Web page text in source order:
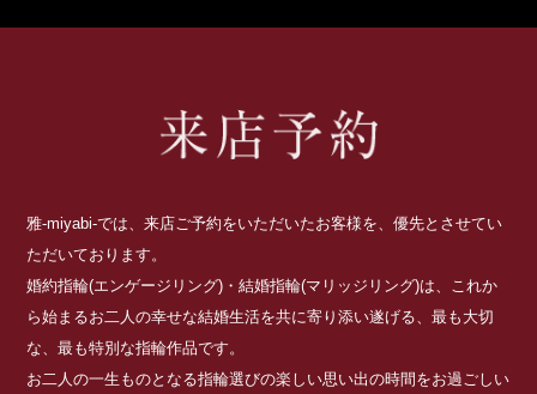
雅-miyabi-では、来店ご予約をいただいたお客様を、優先とさせてい
ただいております。
婚約指輪(エンゲージリング)・結婚指輪(マリッジリング)は、これか
ら始まるお二人の幸せな結婚生活を共に寄り添い遂げる、最も大切
な、最も特別な指輪作品です。
お二人の一生ものとなる指輪選びの楽しい思い出の時間をお過ごしい